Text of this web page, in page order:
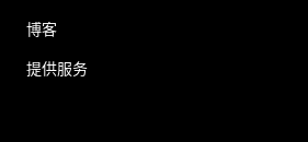
博客
提供服务